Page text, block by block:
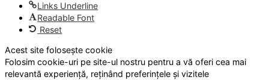
Links Underline
Readable Font
Reset
Acest site folosește cookie
Folosim cookie-uri pe site-ul nostru pentru a vă oferi cea mai
relevantă experiență, reținând preferințele și vizitele